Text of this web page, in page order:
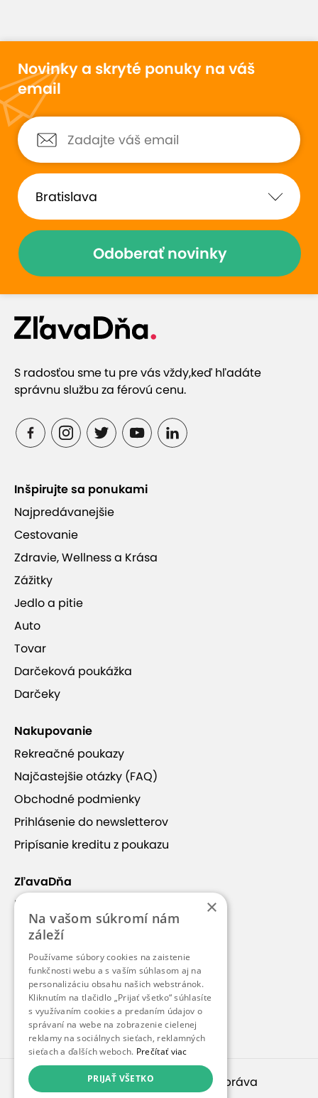
Novinky a skryté ponuky na váš
email
Odoberať novinky
S radosťou sme tu pre vás vždy,keď hľadáte
správnu službu za férovú cenu.
Inšpirujte sa ponukami
Najpredávanejšie
Cestovanie
Zdravie, Wellness a Krása
Zážitky
Jedlo a pitie
Auto
Tovar
Darčeková poukážka
Darčeky
Nakupovanie
Rekreačné poukazy
Najčastejšie otázky (FAQ)
Obchodné podmienky
Prihlásenie do newsletterov
Pripísanie kreditu z poukazu
ZľavaDňa
Náš príbeh
Kontakt
Kariéra
Blog
Pre médiá
Pre partnerov
© 2010 – 2026inspirago s. r. o.
. Všetky práva
×
Na vašom súkromí nám
záleží
Používame súbory cookies na zaistenie
funkčnosti webu a s vaším súhlasom aj na
personalizáciu obsahu našich webstránok.
Kliknutím na tlačidlo „Prijať všetko“ súhlasíte
s využívaním cookies a predaním údajov o
správaní na webe na zobrazenie cielenej
reklamy na sociálnych sieťach, reklamných
sieťach a ďalších weboch. Prečítať viac
PRIJAŤ VŠETKO